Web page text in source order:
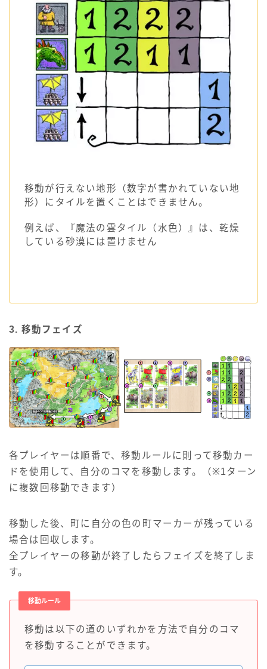
移動が行えない地形（数字が書かれていない地
形）にタイルを置くことはできません。
例えば、『魔法の雲タイル（水色）』は、乾燥
している砂漠には置けません
3. 移動フェイズ
各プレイヤーは順番で、移動ルールに則って移動カー
ドを使用して、自分のコマを移動します。（※1ターン
に複数回移動できます）
移動した後、町に自分の色の町マーカーが残っている
場合は回収します。
全プレイヤーの移動が終了したらフェイズを終了しま
す。
移動ルール
移動は以下の道のいずれかを方法で自分のコマ
を移動することができます。